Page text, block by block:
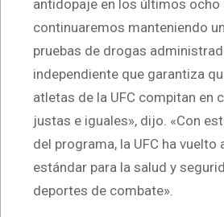
antidopaje en los últimos ocho
continuaremos manteniendo
pruebas de drogas
independiente que garantiza
atletas de la UFC compitan en
justas e iguales», dijo. «Con
del programa, la UFC ha vuelto
estándar para la salud y
deportes de combate».